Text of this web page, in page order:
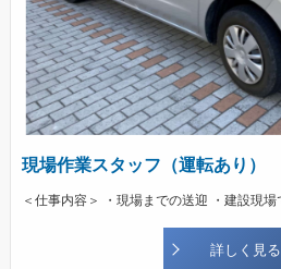
現場作業スタッフ（運転あり）
詳しく見る